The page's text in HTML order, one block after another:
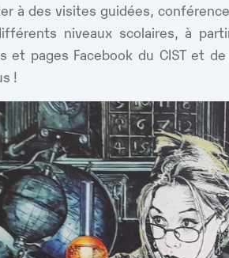
à des visites guidées,
niveaux scolaires, à
pages Facebook du CIST et de
!